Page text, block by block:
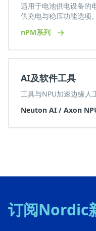
适用于电池供电设备的
供充电与稳压功能选项。
nPM系列
AI及软件工具
工具与NPU加速边缘人
Neuton AI / Axon
订阅Nordic